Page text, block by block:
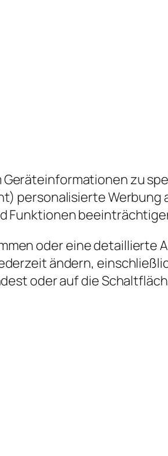
zu
personalisierte
Funktionen
oder eine detaillierte
ändern,
oder auf die